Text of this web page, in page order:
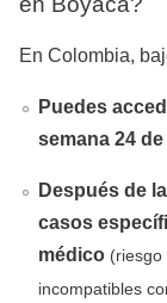
En Colombia,
Puedes
semana 24
Después de
casos
médico (riesgo
incompatibles